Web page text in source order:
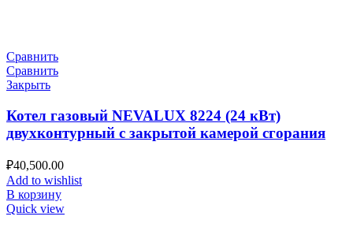
Сравнить
Сравнить
Закрыть
Котел газовый NEVALUX 8224 (24 кВт)
двухконтурный с закрытой камерой сгорания
₽40,500.00
Add to wishlist
В корзину
Quick view